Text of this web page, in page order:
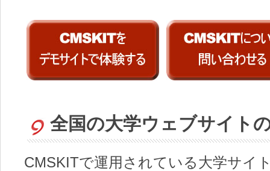
全国の大学ウェブサイト
CMSKITで運用されている大学サイ